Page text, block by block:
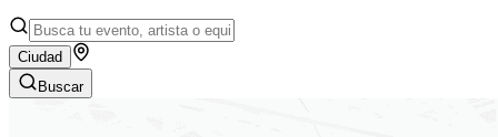
Ciudad
Buscar